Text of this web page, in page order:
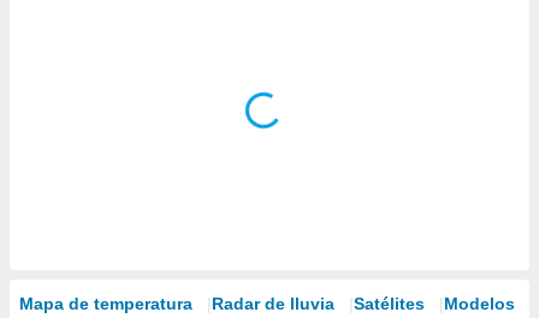
Mapa de temperatura Radar de lluvia Satélites Modelos